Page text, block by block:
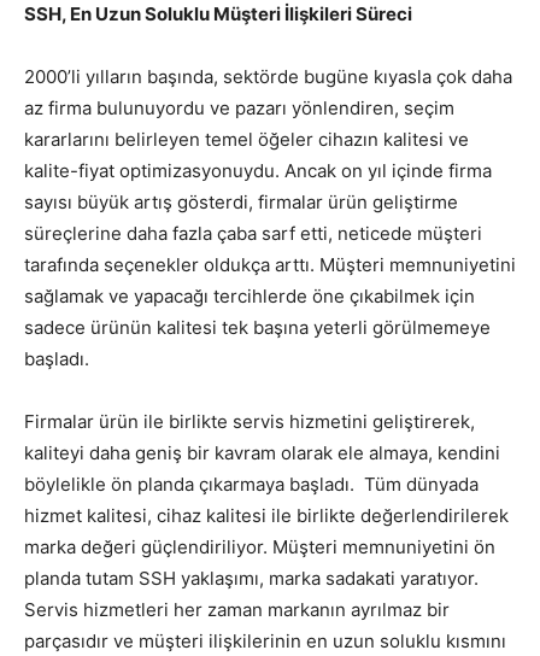
SSH, En Uzun Soluklu Müşteri İlişkileri Süreci
2000’li yılların başında, sektörde bugüne kıyasla çok daha
az firma bulunuyordu ve pazarı yönlendiren, seçim
kararlarını belirleyen temel öğeler cihazın kalitesi ve
kalite-fiyat optimizasyonuydu. Ancak on yıl içinde firma
sayısı büyük artış gösterdi, firmalar ürün geliştirme
süreçlerine daha fazla çaba sarf etti, neticede müşteri
tarafında seçenekler oldukça arttı. Müşteri memnuniyetini
sağlamak ve yapacağı tercihlerde öne çıkabilmek için
sadece ürünün kalitesi tek başına yeterli görülmemeye
başladı.
Firmalar ürün ile birlikte servis hizmetini geliştirerek,
kaliteyi daha geniş bir kavram olarak ele almaya, kendini
böylelikle ön planda çıkarmaya başladı. Tüm dünyada
hizmet kalitesi, cihaz kalitesi ile birlikte değerlendirilerek
marka değeri güçlendiriliyor. Müşteri memnuniyetini ön
planda tutam SSH yaklaşımı, marka sadakati yaratıyor.
Servis hizmetleri her zaman markanın ayrılmaz bir
parçasıdır ve müşteri ilişkilerinin en uzun soluklu kısmını